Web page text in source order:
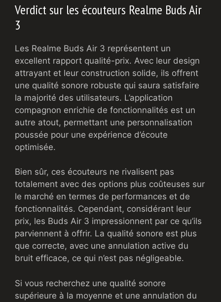
Verdict sur les écouteurs Realme Buds Air
3
Les Realme Buds Air 3 représentent un
excellent rapport qualité-prix. Avec leur design
attrayant et leur construction solide, ils offrent
une qualité sonore robuste qui saura satisfaire
la majorité des utilisateurs. L’application
compagnon enrichie de fonctionnalités est un
autre atout, permettant une personnalisation
poussée pour une expérience d’écoute
optimisée.
Bien sûr, ces écouteurs ne rivalisent pas
totalement avec des options plus coûteuses sur
le marché en termes de performances et de
fonctionnalités. Cependant, considérant leur
prix, les Buds Air 3 impressionnent par ce qu’ils
parviennent à offrir. La qualité sonore est plus
que correcte, avec une annulation active du
bruit efficace, ce qui n’est pas négligeable.
Si vous recherchez une qualité sonore
supérieure à la moyenne et une annulation du